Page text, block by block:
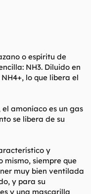
o espíritu de
NH3. Diluido en
lo que libera el
amoníaco es un gas
se libera de su
y
mismo, siempre que
muy bien ventilada
y para su
y una mascarilla